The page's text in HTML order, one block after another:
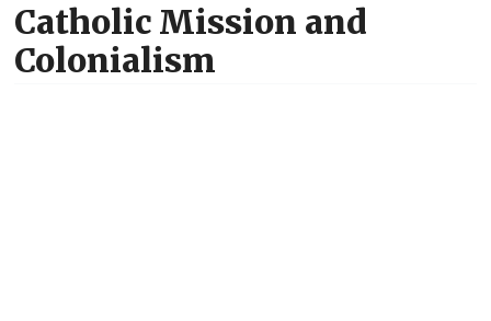
Catholic Mission and
Colonialism